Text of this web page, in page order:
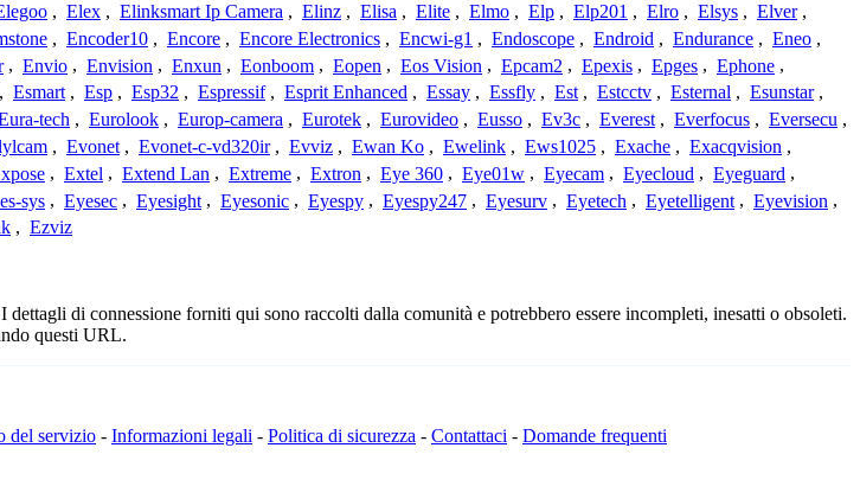
, Elex , Elinksmart Ip Camera , Elinz , Elisa , Elite , Elmo , Elp , Elp201 , Elro , Elsys , Elver ,
, Encoder10 , Encore , Encore Electronics , Encwi-g1 , Endoscope , Endroid , Endurance , Eneo ,
, Envio , Envision , Enxun , Eonboom , Eopen , Eos Vision , Epcam2 , Epexis , Epges , Ephone ,
, Esmart , Esp , Esp32 , Espressif , Esprit Enhanced , Essay , Essfly , Est , Estcctv , Esternal , Esunstar ,
tech , Eurolook , Europ-camera , Eurotek , Eurovideo , Eusso , Ev3c , Everest , Everfocus , Eversecu ,
, Evonet , Evonet-c-vd320ir , Evviz , Ewan Ko , Ewelink , Ews1025 , Exache , Exacqvision ,
, Extel , Extend Lan , Extreme , Extron , Eye 360 , Eye01w , Eyecam , Eyecloud , Eyeguard ,
sys , Eyesec , Eyesight , Eyesonic , Eyespy , Eyespy247 , Eyesurv , Eyetech , Eyetelligent , Eyevision ,
, Ezviz
di connessione forniti qui sono raccolti dalla comunità e potrebbero essere incompleti, inesatti o obsoleti.
questi URL.
del servizio - Informazioni legali - Politica di sicurezza - Contattaci - Domande frequenti